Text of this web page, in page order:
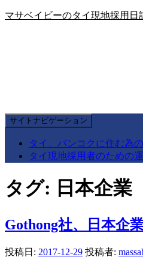
マサベイビーのタイ現地採用日
サイトナビゲーション
タイ、バンコクに住む為
タイ現地採用者のための
タグ: 日本企業
Gothong社、日本企
投稿日: 2017-12-29 投稿者: